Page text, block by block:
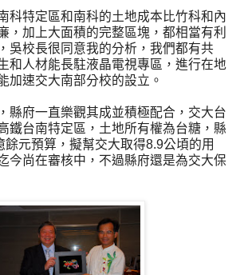
科特定區和南科的土地成本比竹科和內
，加上大面積的完整區塊，都相當有利
吳校長很同意我的分析，我們都有共
和人材能長駐液晶電視專區，進行在地
加速交大南部分校的設立。
縣府一直樂觀其成並積極配合，交大台
鐵台南特定區，土地所有權為台糖，縣
餘元預算，擬幫交大取得8.9公頃的用
今尚在審核中，不過縣府還是為交大保